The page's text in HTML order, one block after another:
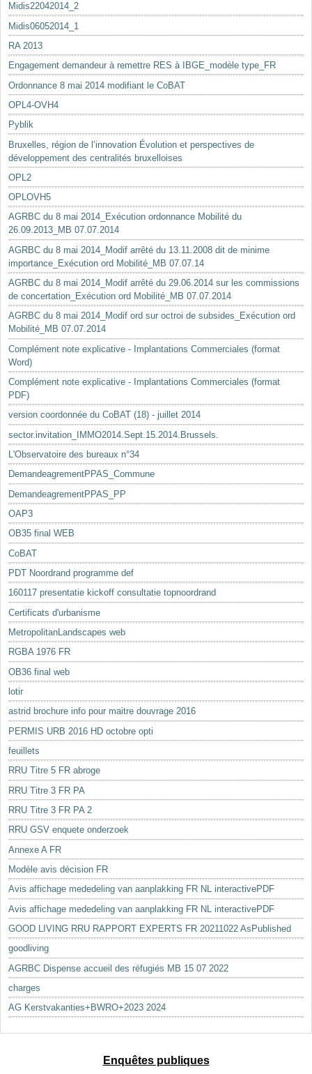
Midis22042014_2
Midis06052014_1
RA 2013
Engagement demandeur à remettre RES à IBGE_modèle type_FR
Ordonnance 8 mai 2014 modifiant le CoBAT
OPL4-OVH4
Pyblik
Bruxelles, région de l’innovation Évolution et perspectives de
développement des centralités bruxelloises
OPL2
OPLOVH5
AGRBC du 8 mai 2014_Exécution ordonnance Mobilité du
26.09.2013_MB 07.07.2014
AGRBC du 8 mai 2014_Modif arrêté du 13.11.2008 dit de minime
importance_Exécution ord Mobilité_MB 07.07.14
AGRBC du 8 mai 2014_Modif arrêté du 29.06.2014 sur les commissions
de concertation_Exécution ord Mobilité_MB 07.07.2014
AGRBC du 8 mai 2014_Modif ord sur octroi de subsides_Exécution ord
Mobilité_MB 07.07.2014
Complément note explicative - Implantations Commerciales (format
Word)
Complément note explicative - Implantations Commerciales (format
PDF)
version coordonnée du CoBAT (18) - juillet 2014
sector.invitation_IMMO2014.Sept.15.2014.Brussels.
L'Observatoire des bureaux n°34
DemandeagrementPPAS_Commune
DemandeagrementPPAS_PP
OAP3
OB35 final WEB
CoBAT
PDT Noordrand programme def
160117 presentatie kickoff consultatie topnoordrand
Certificats d'urbanisme
MetropolitanLandscapes web
RGBA 1976 FR
OB36 final web
lotir
astrid brochure info pour maitre douvrage 2016
PERMIS URB 2016 HD octobre opti
feuillets
RRU Titre 5 FR abroge
RRU Titre 3 FR PA
RRU Titre 3 FR PA 2
RRU GSV enquete onderzoek
Annexe A FR
Modèle avis décision FR
Avis affichage mededeling van aanplakking FR NL interactivePDF
Avis affichage mededeling van aanplakking FR NL interactivePDF
GOOD LIVING RRU RAPPORT EXPERTS FR 20211022 AsPublished
goodliving
AGRBC Dispense accueil des réfugiés MB 15 07 2022
charges
AG Kerstvakanties+BWRO+2023 2024
Enquêtes publiques